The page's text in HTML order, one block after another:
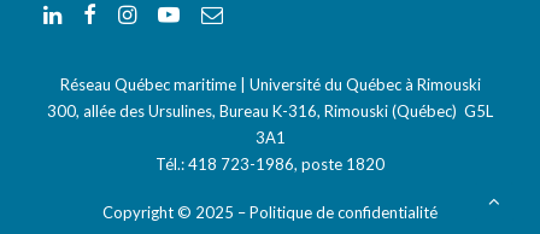
Réseau Québec maritime | Université du Québec à Rimouski
300, allée des Ursulines, Bureau K-316, Rimouski (Québec) G5L
3A1
Tél.:418 723-1986, poste 1820
Copyright © 2025 –Politique de confidentialité